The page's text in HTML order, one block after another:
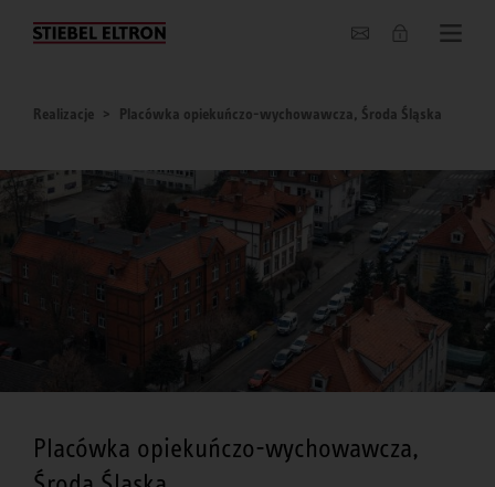
O nas
Realizacje Placówka opiekuńczo-wychowawcza, Środa Śląska
Placówka opiekuńczo-wychowawcza,